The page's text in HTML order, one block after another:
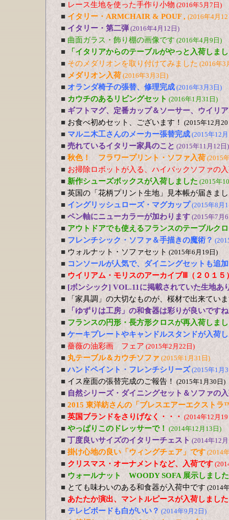
■ レース生地を使った手作り小物 (2016年5月7日)
■ イタリー・ARMCHAIR & POUF , (2016年4月
■ イタリー・第二弾 (2016年4月12日)
■ 曲面ガラス・飾り棚の画像です (2016年4月9日)
■
「イタリアからのテーブルがやっと入荷しま
■ そのメダリオンを取り付けてみました (2016年3
■ メダリオン入荷 (2016年3月3日)
■ オランダ椅子の張替、修理完成 (2016年3月3日)
■ カウチのあるリビングセット (2016年1月31日)
■ ギフトマグ、定番カップ＆ソーサー、ウイリ
■ お食べ初めセット、ございます！ (2015年12月
■ マルニ木工さんのメーカー張替完成 (2015年12
■ 売れているイタリー家具のこと (2015年11月12日)
■ 秋色！ フラワープリント・ソファ入荷 (2015
■ お掃除ロボットが入る、ハイバックソファの
■ 新作シューズボックスが入荷しました (2015年
■ 英国の「花柄プリント生地」見本帳が届きま
■ イングリッシュローズ・マグカップ (2015年8月
■ ペン軸にニューカラーが加わります (2015年7月
■ アウトドアでも使えるフランスのテーブルク
■ フレンチシック・ソファ＆手描きの魔術？
■ ウォルナット・ソファセット (2015年6月19日)
■ コンソールが人気で、ダイニングセットも追
■ ウイリアム・モリスのアーカイブⅢ（２０１５
■ [ボンシック] VOL.11に掲載されていた生地あ
■
「家具調」の大切なものが、桜材で出来てい
■
「ゆずりは工房」の和食器は彩りが良いです
■ フランスの円形・長方形クロスが再入荷しま
■ ケーキプレートやキャンドルスタンドが入荷
■ 薔薇の油彩画 フェア (2015年2月22日)
■ 丸テーブル＆カウチソファ (2015年1月31日)
■ ハンドペイント・フレンチシリーズ (2015年1月
■ イス座面の張替完成のご報告！ (2015年1月30日)
■ 自然シリーズ・ダイニングセット＆ソファの
■ 2015 東洋紡さんの「ブレスエアーエクスト
■ 英国ブランドをさりげなく・・・ (2014年12月
■ やっぱりこのドレッサーで！ (2014年12月13日)
■ 丁度良いサイズのイタリーチェスト (2014年12
■ 掛け心地の良い「ウィングチェア」です (2014
■ クリスマス・オーナメントなど、入荷です
■ ウォールナット WOODY SOFA 展示しました
■ とても味わいのある和食器が入荷中です (2014
■ あたたか演出、マントルピースが入荷しまし
■ テレビボードも白がいい？ (2014年9月2日)